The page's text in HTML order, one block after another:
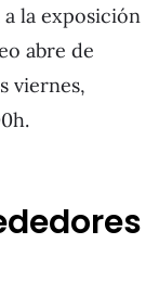
la exposición
abre de
viernes,